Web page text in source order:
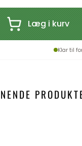
Læg i kurv
Klar til